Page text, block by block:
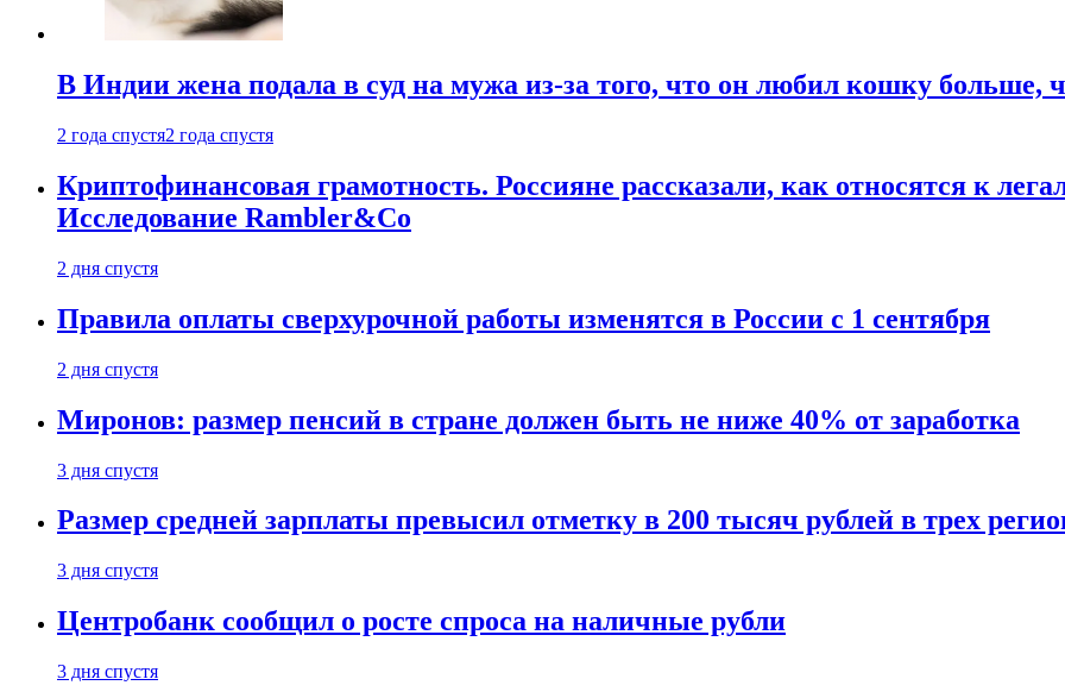
В Индии жена подала в суд на мужа из-за того, что он любил кошку больше,
2 года спустя2 года спустя
Криптофинансовая грамотность. Россияне рассказали, как относятся к
Исследование Rambler&Co
2 дня спустя
Правила оплаты сверхурочной работы изменятся в России с 1 сентября
2 дня спустя
Миронов: размер пенсий в стране должен быть не ниже 40% от заработка
3 дня спустя
Размер средней зарплаты превысил отметку в 200 тысяч рублей в трех
3 дня спустя
Центробанк сообщил о росте спроса на наличные рубли
3 дня спустя